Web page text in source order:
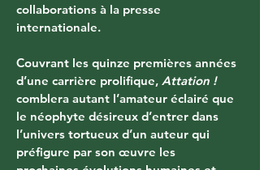
collaborations à la presse
internationale.
Couvrant les quinze premières années
d’une carrière prolifique, Attation !
comblera autant l’amateur éclairé que
le néophyte désireux d’entrer dans
l’univers tortueux d’un auteur qui
préfigure par son œuvre les